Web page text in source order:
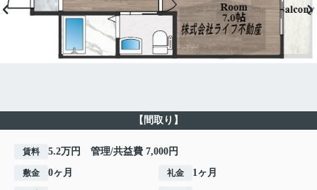
【間取り】
賃料 5.2万円 管理/共益費 7,000円
敷金 0ヶ月 礼金 1ヶ月